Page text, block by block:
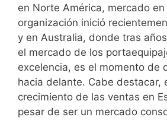
en Norte América, mercado en
organización inició
y en Australia, donde tras
el mercado de los
excelencia, es el momento de
hacia delante. Cabe destacar,
crecimiento de las ventas en
pesar de ser un mercado